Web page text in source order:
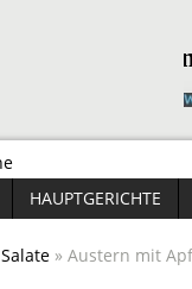
HAUPTGERICHTE
Salate » Austern mit